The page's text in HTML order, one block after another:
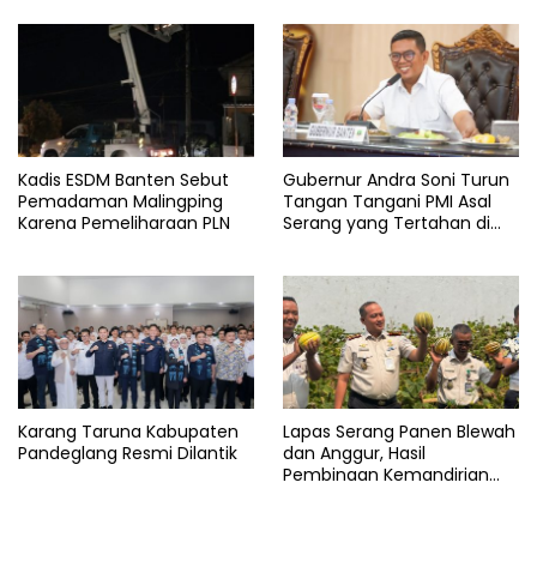
Serang
Kadis ESDM Banten Sebut
Pemadaman Malingping
Karena Pemeliharaan PLN
Gubernur Andra Soni Turun
Tangan Tangani PMI Asal
Serang yang Tertahan di
Karang Taruna Kabupaten
Pandeglang Resmi Dilantik
Lapas Serang Panen Blewah
dan Anggur, Hasil
Pembinaan Kemandirian